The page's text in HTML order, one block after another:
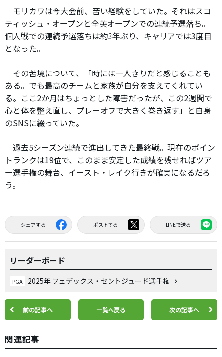
モリカワは今大会前、苦い経験をしていた。それはスコ
ティッシュ・オープンと全英オープンでの連続予選落ち。
個人戦での連続予選落ちは約3年ぶり、キャリアでは3度目
となった。
その苦境について、「時には一人きりだと感じることも
ある。でも最高のチームと家族が自分を支えてくれてい
る。ここ2か月はちょっとした障害だったが、この2週間で
心と体を整え直し、プレーオフで大きく巻き返す」と自身
のSNSに綴っていた。
過去5シーズン連続で進出してきた最終戦。現在のポイン
トランクは19位で、このまま安定した成績を残せればツア
ー選手権の舞台、イースト・レイク行きが確実になるだろ
う。
シェアする ポストする LINEで送る
リーダーボード
PGA 2025年 フェデックス・セントジュード選手権
前の記事へ 一覧へ戻る 次の記事へ
関連記事